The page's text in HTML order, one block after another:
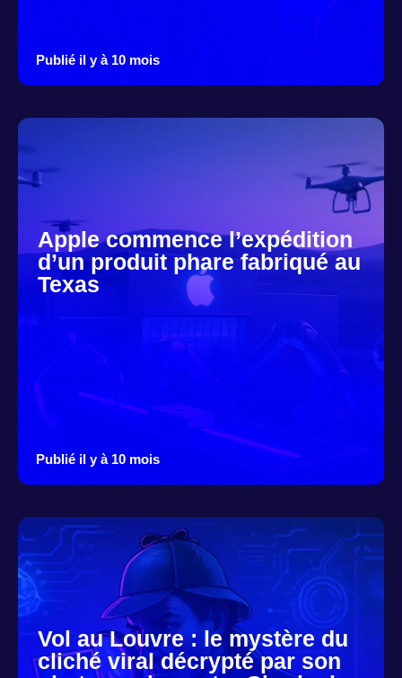
Publié il y à 10 mois
Apple commence l’expédition
d’un produit phare fabriqué au
Texas
Publié il y à 10 mois
Vol au Louvre : le mystère du
cliché viral décrypté par son